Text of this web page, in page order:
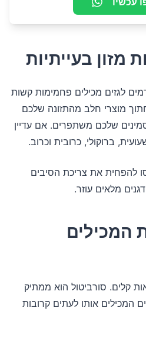
מזון בעייתיות
לגזים מכילים פחמימות קשות
מוצרי חלב מהתזונה שלכם
שלכם משתפרים. אם עדיין
ברוקולי, כרובית וכרוב.
להפחית את צריכת הסיבים
מלאים עוזר.
המכילים
קלים. סורביטול הוא ממתיק
המכילים אותו לעתים קרובות